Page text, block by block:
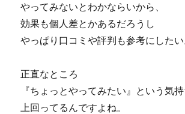
やってみないとわかならいから、
効果も個人差とかあるだろうし
やっぱり口コミや評判も参考にしたい
正直なところ
『ちょっとやってみたい』という気持
上回ってるんですよね。